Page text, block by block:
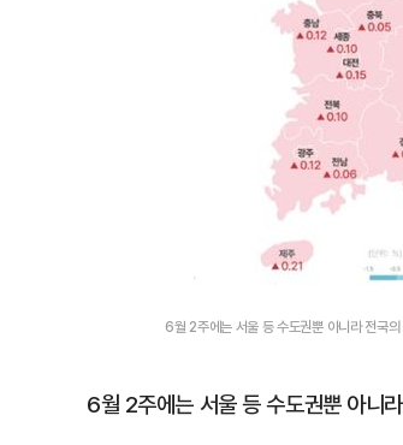
6월 2주에는 서울 등 수도권뿐 아니라 전국
6월 2주에는 서울 등 수도권뿐 아니